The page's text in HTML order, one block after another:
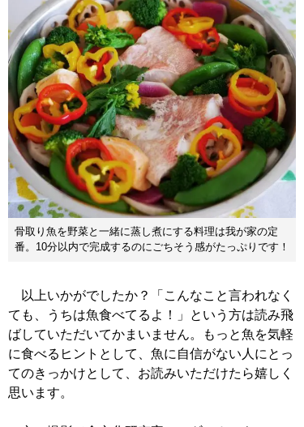
骨取り魚を野菜と一緒に蒸し煮にする料理は我が家の定
番。10分以内で完成するのにごちそう感がたっぷりです！
以上いかがでしたか？「こんなこと言われなく
ても、うちは魚食べてるよ！」という方は読み飛
ばしていただいてかまいません。もっと魚を気軽
に食べるヒントとして、魚に自信がない人にとっ
てのきっかけとして、お読みいただけたら嬉しく
思います。